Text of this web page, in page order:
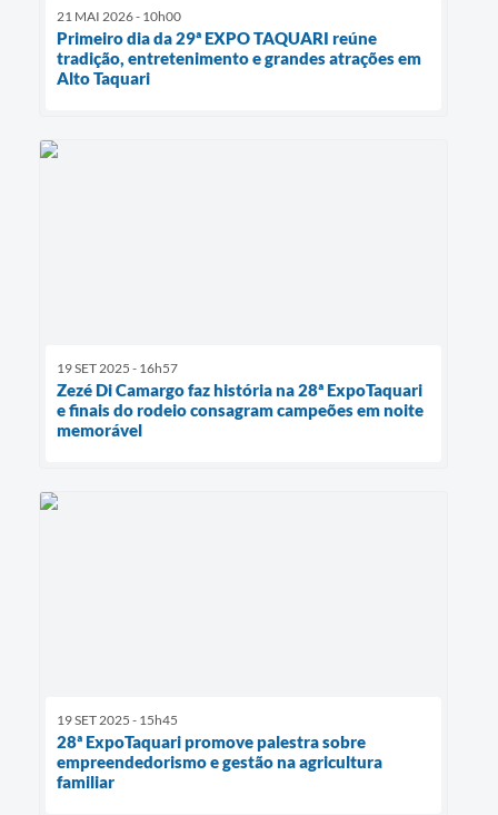
21 MAI 2026 - 10h00
Primeiro dia da 29ª EXPO TAQUARI reúne
tradição, entretenimento e grandes atrações em
Alto Taquari
19 SET 2025 - 16h57
Zezé Di Camargo faz história na 28ª ExpoTaquari
e finais do rodeio consagram campeões em noite
memorável
19 SET 2025 - 15h45
28ª ExpoTaquari promove palestra sobre
empreendedorismo e gestão na agricultura
familiar